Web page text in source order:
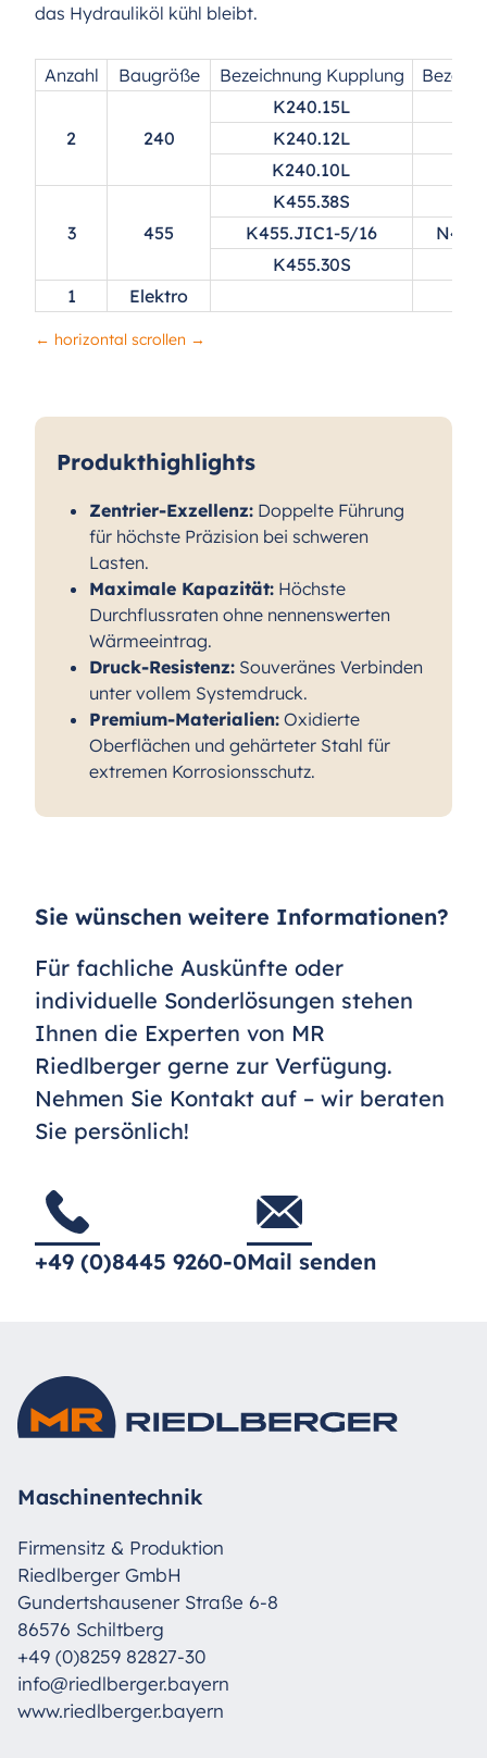
das Hydrauliköl kühl bleibt.
Anzahl Baugröße Bezeichnung Kupplung
2 240
K240.15L
K240.12L
K240.10L
3 455
K455.38S
K455.JIC1-5/16
K455.30S
1
Elektro
Produkthighlights
Zentrier-Exzellenz: Doppelte Führung
für höchste Präzision bei schweren
Lasten.
Maximale Kapazität: Höchste
Durchflussraten ohne nennenswerten
Wärmeeintrag.
Druck-Resistenz: Souveränes Verbinden
unter vollem Systemdruck.
Premium-Materialien: Oxidierte
Oberflächen und gehärteter Stahl für
extremen Korrosionsschutz.
Sie wünschen weitere Informationen?
Für fachliche Auskünfte oder
individuelle Sonderlösungen stehen
Ihnen die Experten von MR
Riedlberger gerne zur Verfügung.
Nehmen Sie Kontakt auf – wir beraten
Sie persönlich!
+49 (0)8445 9260-0Mail senden
Maschinentechnik
Firmensitz & Produktion
Riedlberger GmbH
Gundertshausener Straße 6-8
86576 Schiltberg
+49 (0)8259 82827-30
info@riedlberger.bayern
www.riedlberger.bayern